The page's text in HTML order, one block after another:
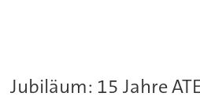
Jubiläum: 15 Jahre